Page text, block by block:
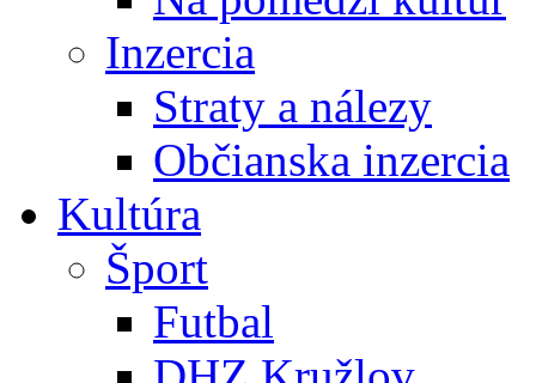
Inzercia
Straty a nálezy
Občianska inzercia
Kultúra
Šport
Futbal